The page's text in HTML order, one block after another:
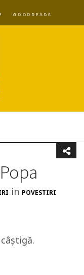
GOODREADS
in POVESTIRI